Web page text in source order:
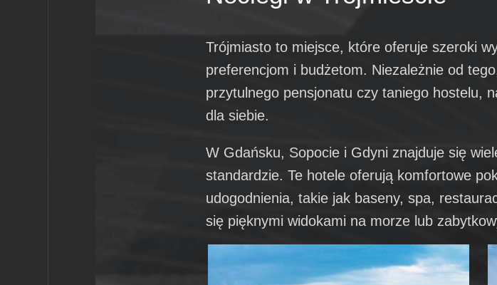
Trójmiasto to miejsce, które oferuje szeroki
preferencjom i budżetom. Niezależnie od
przytulnego pensjonatu czy taniego hostelu,
dla siebie.
W Gdańsku, Sopocie i Gdyni znajduje się
standardzie. Te hotele oferują komfortowe
udogodnienia, takie jak baseny, spa,
się pięknymi widokami na morze lub